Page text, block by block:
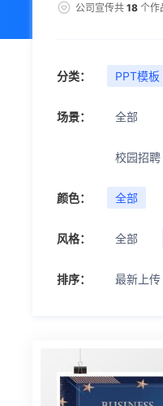
公司宣传共 18 个作
分类： PPT模板
场景： 全部
校园招聘
颜色： 全部
风格： 全部
排序： 最新上传